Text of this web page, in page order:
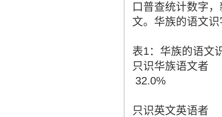
口普查统计数字
文。华族的语文
表1：华族的语文
只识华族语文者
32.0%
只识英文英语者